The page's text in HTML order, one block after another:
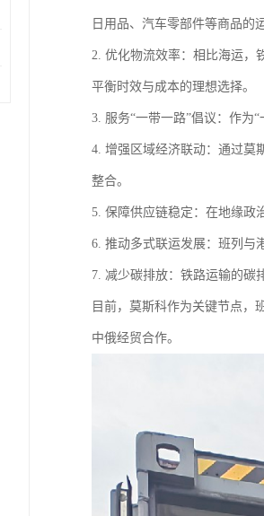
日用品、汽车零部件等商品的
2. 优化物流效率：相比海运，
平衡时效与成本的理想选择。
3. 服务“一带一路”倡议：作为
4. 增强区域经济联动：通过莫
整合。
5. 保障供应链稳定：在地缘政
6. 推动多式联运发展：班列与
7. 减少碳排放：铁路运输的碳
目前，莫斯科作为关键节点，
中俄经贸合作。